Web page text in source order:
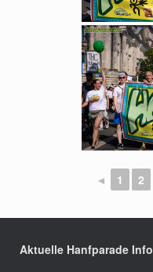
◄ 1 2
Aktuelle Hanfparade Info